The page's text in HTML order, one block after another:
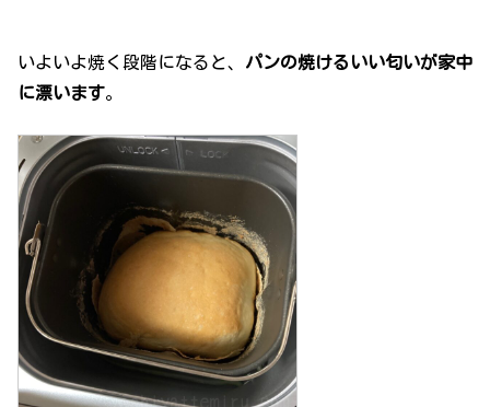
いよいよ焼く段階になると、 パンの焼けるいい匂いが家中
に漂います。